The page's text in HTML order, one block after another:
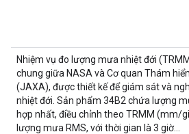
Nhiệm vụ đo lượng mưa nhiệt đới
chung giữa NASA và Cơ quan Thám
(JAXA), được thiết kế để giám sát và
nhiệt đới. Sản phẩm 34B2 chứa lượng
hợp nhất, điều chỉnh theo TRMM (mm/
lượng mưa RMS, với thời gian là 3 giờ...